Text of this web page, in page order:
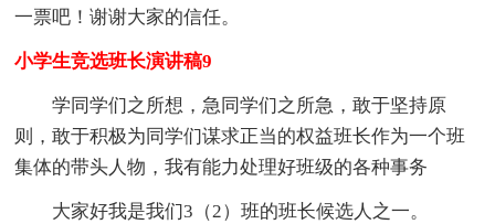
一票吧！谢谢大家的信任。
小学生竞选班长演讲稿9
学同学们之所想，急同学们之所急，敢于坚持原
则，敢于积极为同学们谋求正当的权益班长作为一个班
集体的带头人物，我有能力处理好班级的各种事务
大家好我是我们3（2）班的班长候选人之一。